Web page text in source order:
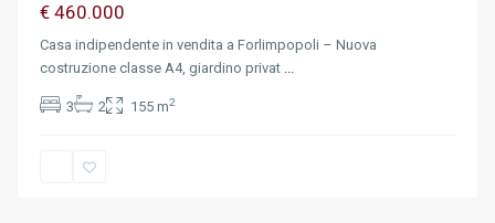
€ 460.000
Casa indipendente in vendita a Forlimpopoli – Nuova
costruzione classe A4, giardino privat ...
3 2 155 m2